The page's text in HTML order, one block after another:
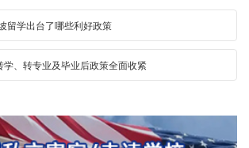
留学出台了哪些利好政策
学、转专业及毕业后政策全面收紧